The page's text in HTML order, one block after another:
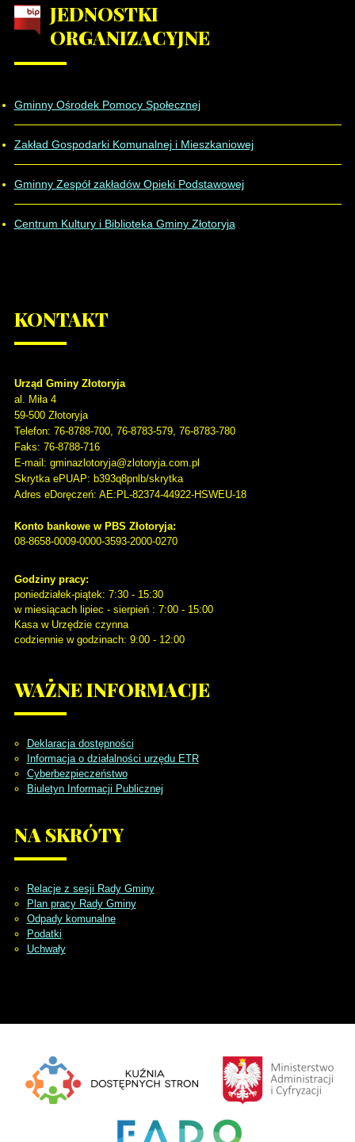
JEDNOSTKI
ORGANIZACYJNE
Gminny Ośrodek Pomocy Społecznej
Zakład Gospodarki Komunalnej i Mieszkaniowej
Gminny Zespół zakładów Opieki Podstawowej
Centrum Kultury i Biblioteka Gminy Złotoryja
KONTAKT
Urząd Gminy Złotoryja
al. Miła 4
59-500 Złotoryja
Telefon: 76-8788-700, 76-8783-579, 76-8783-780
Faks: 76-8788-716
E-mail: gminazlotoryja@zlotoryja.com.pl
Skrytka ePUAP: b393q8pnlb/skrytka
Adres eDoręczeń: AE:PL-82374-44922-HSWEU-18
Konto bankowe w PBS Złotoryja:
08-8658-0009-0000-3593-2000-0270
Godziny pracy:
poniedziałek-piątek: 7:30 - 15:30
w miesiącach lipiec - sierpień : 7:00 - 15:00
Kasa w Urzędzie czynna
codziennie w godzinach: 9:00 - 12:00
WAŻNEINFORMACJE
Deklaracja dostępności
Informacja o działalności urzędu ETR
Cyberbezpieczeństwo
Biuletyn Informacji Publicznej
NA SKRÓTY
Relacje z sesji Rady Gminy
Plan pracy Rady Gminy
Odpady komunalne
Podatki
Uchwały